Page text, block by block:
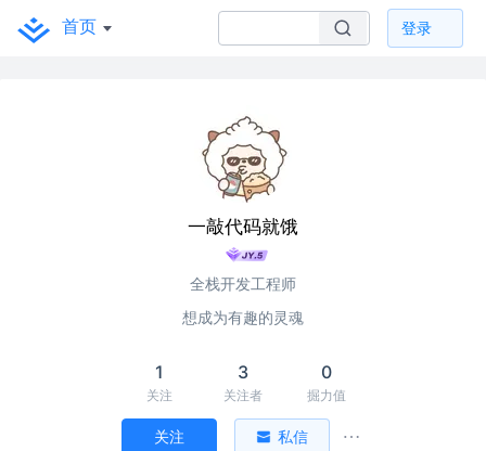
首页 登录
一敲代码就饿
全栈开发工程师
想成为有趣的灵魂
1
关注
3
关注者
0
掘力值
关注 私信